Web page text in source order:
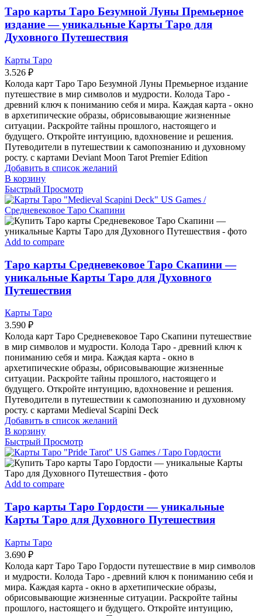
Таро карты Таро Безумной Луны Премьерное
издание — уникальные Карты Таро для
Духовного Путешествия
Карты Таро
3.526 ₽
Колода карт Таро Таро Безумной Луны Премьерное издание
путешествие в мир символов и мудрости. Колода Таро -
древний ключ к пониманию себя и мира. Каждая карта - окно
в архетипические образы, обрисовывающие жизненные
ситуации. Раскройте тайны прошлого, настоящего и
будущего. Откройте интуицию, вдохновение и решения.
Путеводители в путешествии к самопознанию и духовному
росту. с картами Deviant Moon Tarot Premier Edition
Добавить в список желаний
В корзину
Быстрый Просмотр
Add to compare
Таро карты Средневековое Таро Скапини —
уникальные Карты Таро для Духовного
Путешествия
Карты Таро
3.590 ₽
Колода карт Таро Средневековое Таро Скапини путешествие
в мир символов и мудрости. Колода Таро - древний ключ к
пониманию себя и мира. Каждая карта - окно в
архетипические образы, обрисовывающие жизненные
ситуации. Раскройте тайны прошлого, настоящего и
будущего. Откройте интуицию, вдохновение и решения.
Путеводители в путешествии к самопознанию и духовному
росту. с картами Medieval Scapini Deck
Добавить в список желаний
В корзину
Быстрый Просмотр
Add to compare
Таро карты Таро Гордости — уникальные
Карты Таро для Духовного Путешествия
Карты Таро
3.690 ₽
Колода карт Таро Таро Гордости путешествие в мир символов
и мудрости. Колода Таро - древний ключ к пониманию себя и
мира. Каждая карта - окно в архетипические образы,
обрисовывающие жизненные ситуации. Раскройте тайны
прошлого, настоящего и будущего. Откройте интуицию,